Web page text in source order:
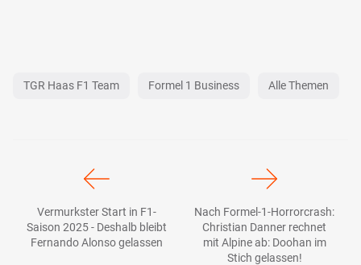
TGR Haas F1 Team Formel 1 Business Alle Themen
Vermurkster Start in F1-
Saison 2025 - Deshalb bleibt
Fernando Alonso gelassen
Nach Formel-1-Horrorcrash:
Christian Danner rechnet
mit Alpine ab: Doohan im
Stich gelassen!